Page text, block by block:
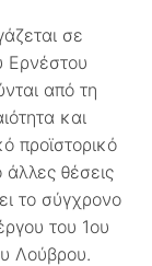
σε
Ερνέστου
από τη
και
προϊστορικό
θέσεις
το σύγχρονο
του 1ου
Λούβρου.